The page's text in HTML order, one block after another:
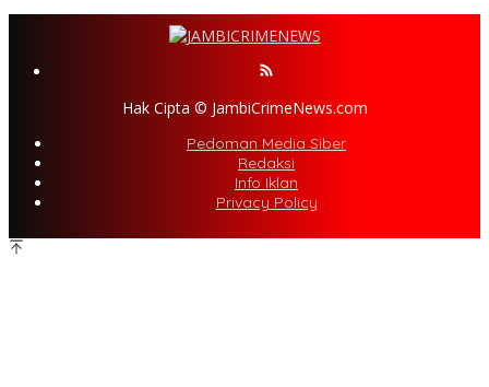
Hak Cipta © JambiCrimeNews.com
Pedoman Media Siber
Redaksi
Info Iklan
Privacy Policy